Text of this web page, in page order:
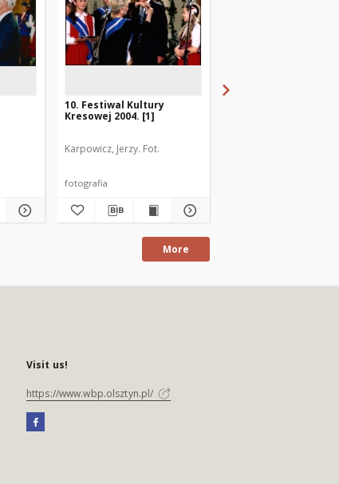
10. Festiwal Kultury
Kresowej 2004. [1]
Karpowicz, Jerzy. Fot.
fotografia
More
Visit us!
https://www.wbp.olsztyn.pl/